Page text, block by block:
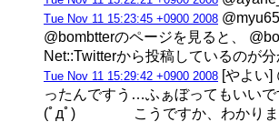
Tue Nov 11 15:23:45 +0900 2008
@bombtterのページを見ると、
Net::Twitterから投稿しているのが分
Tue Nov 11 15:29:42 +0900 2008 [やよい]
ったんですう…ふぁぼってもいいで
(ﾟдﾟ) こうですか、わかりま